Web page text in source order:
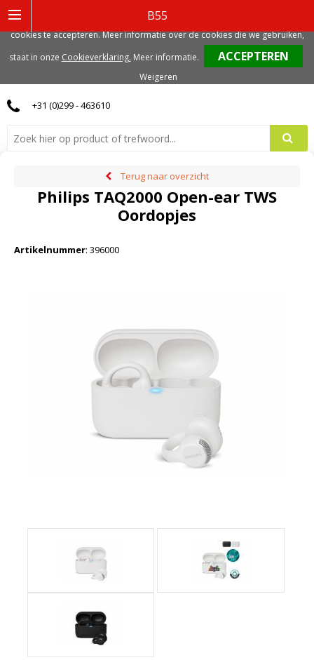
B55
0
+31 (0)299 - 463610
Terug naar overzicht
Philips TAQ2000 Open-ear TWS
Oordopjes
Artikelnummer: 396000
gerelateerde cookies. Voor de beste gebruikerservaring, adviseren we deze
cookies te accepteren. Meer informatie over de cookies die we gebruiken,
staat in onze Cookieverklaring. Meer informatie.
Weigeren